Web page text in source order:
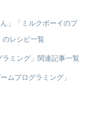
」「ミルクボーイのプ
のレシピ一覧
ミング」関連記事一覧
ムプログラミング」